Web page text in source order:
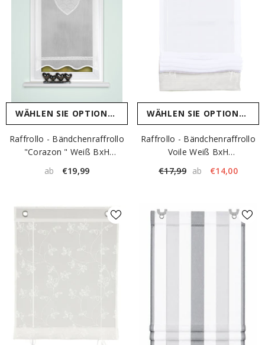
WÄHLEN SIE OPTIONEN
Raffrollo - Bändchenraffrollo
"Corazon " Weiß BxH
45/60/80/100x130cm
ab €19,99
WÄHLEN SIE OPTIONEN
Raffrollo - Bändchenraffrollo
Voile Weiß BxH
45/60/70/80x140cm
€17,99 ab €14,00